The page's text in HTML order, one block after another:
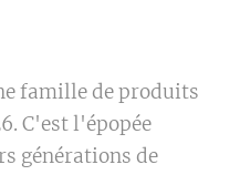
famille de produits
C'est l'épopée
générations de